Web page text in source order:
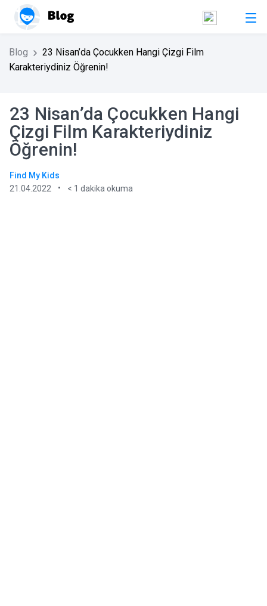
Blog
23 Nisan’da Çocukken Hangi Çizgi Film
Karakteriydiniz Öğrenin!
23 Nisan’da Çocukken Hangi
Çizgi Film Karakteriydiniz
Öğrenin!
Find My Kids
21.04.2022
< 1 dakika okuma